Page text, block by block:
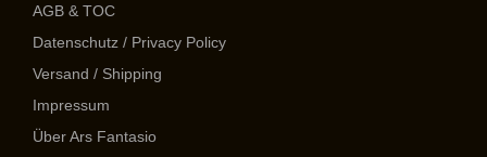
AGB & TOC
Datenschutz / Privacy Policy
Versand / Shipping
Impressum
Über Ars Fantasio